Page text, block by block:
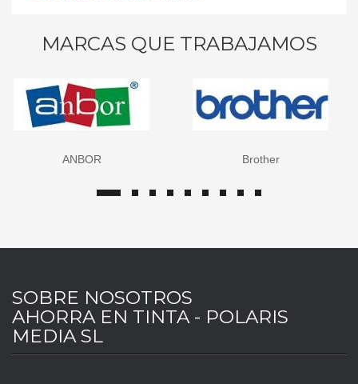
MARCAS QUE TRABAJAMOS
ANBOR Brother
SOBRE NOSOTROS
AHORRA EN TINTA - POLARIS
MEDIA SL